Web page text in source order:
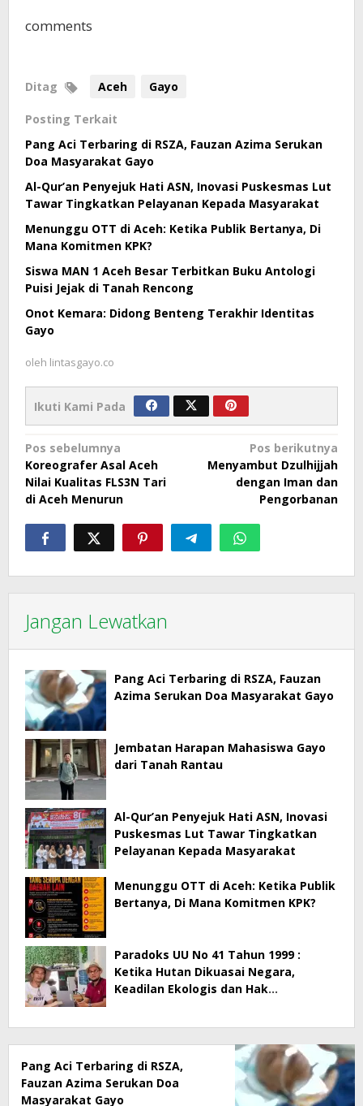
comments
Ditag Aceh Gayo
Posting Terkait
Pang Aci Terbaring di RSZA, Fauzan Azima Serukan
Doa Masyarakat Gayo
Al-Qur’an Penyejuk Hati ASN, Inovasi Puskesmas Lut
Tawar Tingkatkan Pelayanan Kepada Masyarakat
Menunggu OTT di Aceh: Ketika Publik Bertanya, Di
Mana Komitmen KPK?
Siswa MAN 1 Aceh Besar Terbitkan Buku Antologi
Puisi Jejak di Tanah Rencong
Onot Kemara: Didong Benteng Terakhir Identitas
Gayo
oleh lintasgayo.co
Ikuti Kami Pada
Navigasi
pos
Pos sebelumnya
Koreografer Asal Aceh
Nilai Kualitas FLS3N Tari
di Aceh Menurun
Pos berikutnya
Menyambut Dzulhijjah
dengan Iman dan
Pengorbanan
Jangan Lewatkan
Pang Aci Terbaring di RSZA, Fauzan
Azima Serukan Doa Masyarakat Gayo
Jembatan Harapan Mahasiswa Gayo
dari Tanah Rantau
Al-Qur’an Penyejuk Hati ASN, Inovasi
Puskesmas Lut Tawar Tingkatkan
Pelayanan Kepada Masyarakat
Menunggu OTT di Aceh: Ketika Publik
Bertanya, Di Mana Komitmen KPK?
Paradoks UU No 41 Tahun 1999 :
Ketika Hutan Dikuasai Negara,
Keadilan Ekologis dan Hak
Pang Aci Terbaring di RSZA,
Fauzan Azima Serukan Doa
Masyarakat Gayo